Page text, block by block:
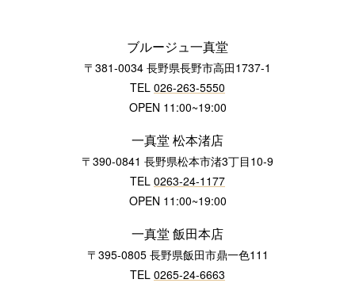
ブルージュ一真堂
〒381-0034 長野県長野市高田1737-1
TEL 026-263-5550
OPEN 11:00~19:00
一真堂 松本渚店
〒390-0841 長野県松本市渚3丁目10-9
TEL 0263-24-1177
OPEN 11:00~19:00
一真堂 飯田本店
〒395-0805 長野県飯田市鼎一色111
TEL 0265-24-6663